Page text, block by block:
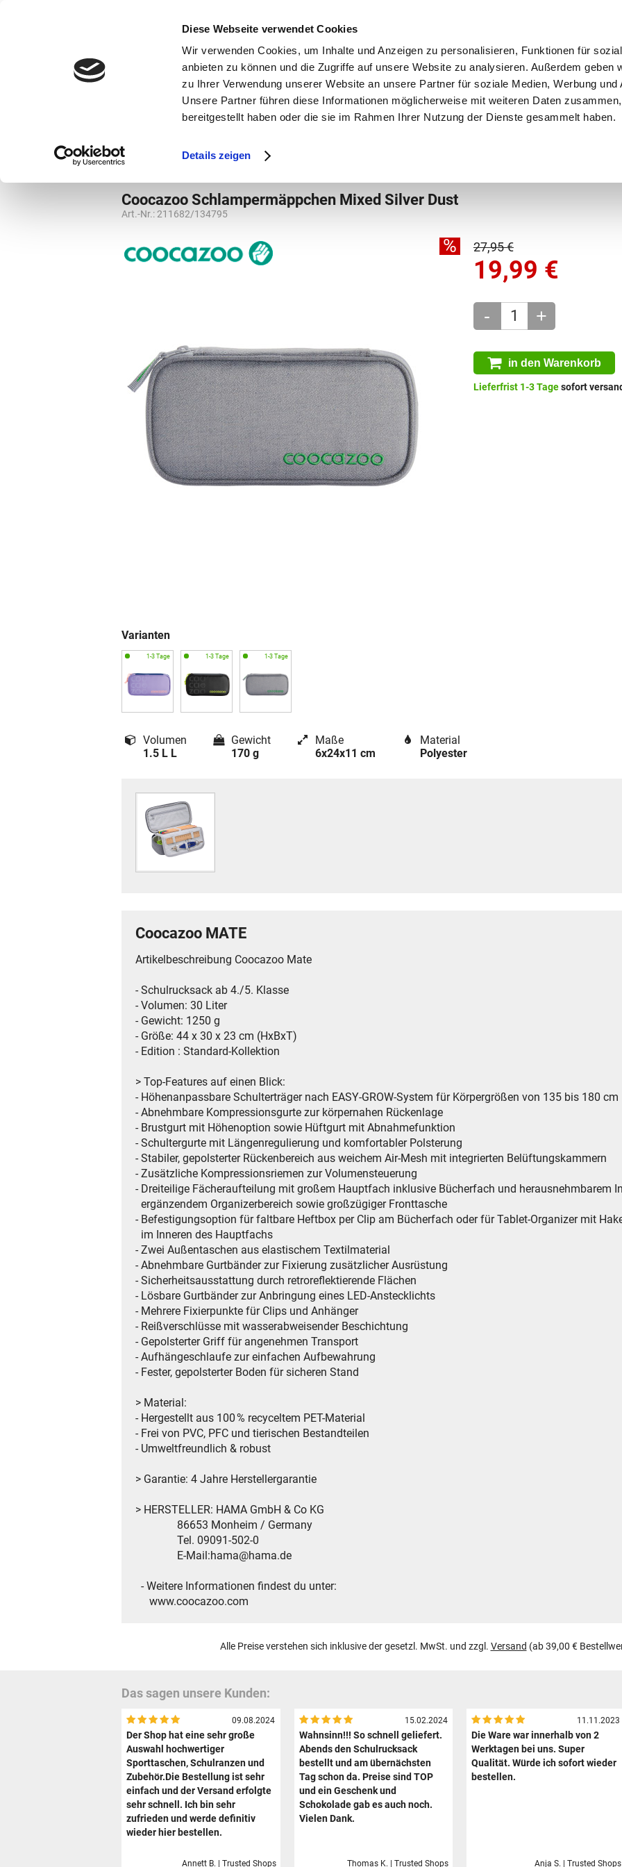
Diese Webseite verwendet Cookies
Wir verwenden Cookies, um Inhalte und Anzeigen zu personalisieren, Funktionen für
anbieten zu können und die Zugriffe auf unsere Website zu analysieren. Außerdem geben
zu Ihrer Verwendung unserer Website an unsere Partner für soziale Medien, Werbung und
Unsere Partner führen diese Informationen möglicherweise mit weiteren Daten
bereitgestellt haben oder die sie im Rahmen Ihrer Nutzung der Dienste gesammelt haben.
Details zeigen
bestellen und ausdrucken
3 x täglich an Werktagen!
Coocazoo Schlampermäppchen Mixed Silver Dust
Art.-Nr.:211682/134795
% 27,95 €
19,99 €
- +
in den Warenkorb
Lieferfrist 1-3 Tagesofort
Varianten
Volumen
1.5 L L
Gewicht
170 g
Maße
6x24x11 cm
Material
Polyester
Coocazoo MATE
Artikelbeschreibung Coocazoo Mate
- Schulrucksack ab 4./5. Klasse
- Volumen: 30 Liter
- Gewicht: 1250 g
- Größe: 44 x 30 x 23 cm (HxBxT)
- Edition : Standard-Kollektion
> Top-Features auf einen Blick:
- Höhenanpassbare Schulterträger nach EASY-GROW-System für Körpergrößen von 135 bis 180 cm
- Abnehmbare Kompressionsgurte zur körpernahen Rückenlage
- Brustgurt mit Höhenoption sowie Hüftgurt mit Abnahmefunktion
- Schultergurte mit Längenregulierung und komfortabler Polsterung
- Stabiler, gepolsterter Rückenbereich aus weichem Air-Mesh mit integrierten Belüftungskammern
- Zusätzliche Kompressionsriemen zur Volumensteuerung
- Dreiteilige Fächeraufteilung mit großem Hauptfach inklusive Bücherfach und herausnehmbarem
ergänzendem Organizerbereich sowie großzügiger Fronttasche
- Befestigungsoption für faltbare Heftbox per Clip am Bücherfach oder für Tablet-Organizer mit
im Inneren des Hauptfachs
- Zwei Außentaschen aus elastischem Textilmaterial
- Abnehmbare Gurtbänder zur Fixierung zusätzlicher Ausrüstung
- Sicherheitsausstattung durch retroreflektierende Flächen
- Lösbare Gurtbänder zur Anbringung eines LED-Anstecklichts
- Mehrere Fixierpunkte für Clips und Anhänger
- Reißverschlüsse mit wasserabweisender Beschichtung
- Gepolsterter Griff für angenehmen Transport
- Aufhängeschlaufe zur einfachen Aufbewahrung
- Fester, gepolsterter Boden für sicheren Stand
> Material:
- Hergestellt aus 100 % recyceltem PET-Material
- Frei von PVC, PFC und tierischen Bestandteilen
- Umweltfreundlich & robust
> Garantie: 4 Jahre Herstellergarantie
> HERSTELLER: HAMA GmbH & Co KG
86653 Monheim / Germany
Tel. 09091-502-0
E-Mail:hama@hama.de
- Weitere Informationen findest du unter:
www.coocazoo.com
Alle Preise verstehen sich inklusive der gesetzl. MwSt. und zzgl. Versand (ab 39,00 €
Das sagen unsere Kunden:
09.08.2024
Der Shop hat eine sehr große
Auswahl hochwertiger
Sporttaschen, Schulranzen und
Zubehör.Die Bestellung ist sehr
einfach und der Versand erfolgte
sehr schnell. Ich bin sehr
zufrieden und werde definitiv
wieder hier bestellen.
Annett B. | Trusted Shops
15.02.2024
Wahnsinn!!! So schnell geliefert.
Abends den Schulrucksack
bestellt und am übernächsten
Tag schon da. Preise sind TOP
und ein Geschenk und
Schokolade gab es auch noch.
Vielen Dank.
Thomas K. | Trusted Shops
11.11.2023
Die Ware war innerhalb von 2
Werktagen bei uns. Super
Qualität. Würde ich sofort wieder
bestellen.
Anja S. | Trusted Shops